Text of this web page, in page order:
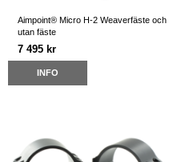
Aimpoint® Micro H-2 Weaverfäste och
utan fäste
7 495 kr
INFO